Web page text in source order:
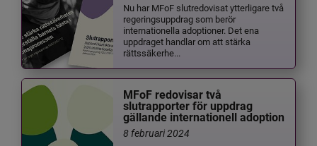
Nu har MFoF slutredovisat ytterligare två
regeringsuppdrag som berör
internationella adoptioner. Det ena
uppdraget handlar om att stärka
rättssäkerhe...
MFoF redovisar två
slutrapporter för uppdrag
gällande internationell adoption
8 februari 2024